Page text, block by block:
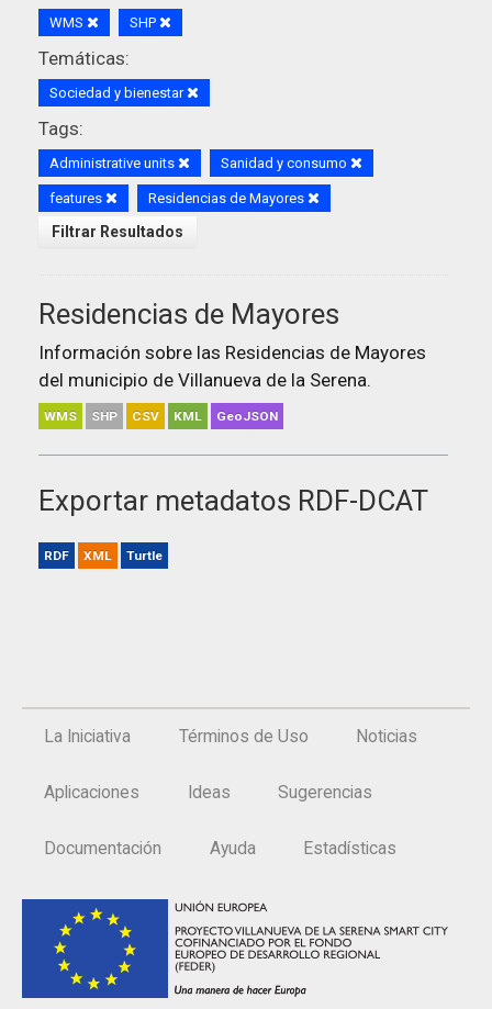
WMS SHP
Temáticas:
Sociedad y bienestar
Tags:
Administrative units Sanidad y consumo
features Residencias de Mayores
Filtrar Resultados
Residencias de Mayores
Información sobre las Residencias de Mayores
del municipio de Villanueva de la Serena.
WMS SHP CSV KML GeoJSON
Exportar metadatos RDF-DCAT
RDF XML Turtle
La Iniciativa Términos de Uso Noticias
Aplicaciones Ideas Sugerencias
Documentación Ayuda Estadísticas